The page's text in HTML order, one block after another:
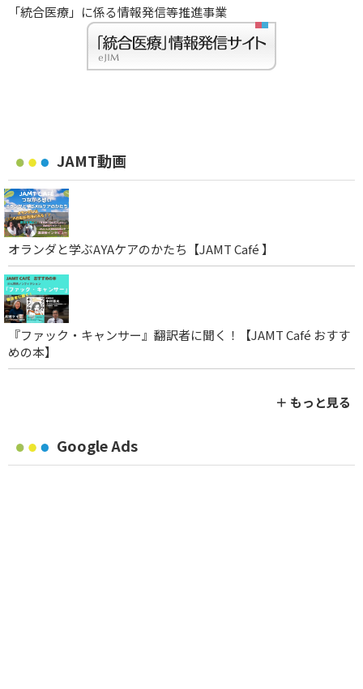
「統合医療」に係る情報発信等推進事業
JAMT動画
オランダと学ぶAYAケアのかたち【JAMT Café 】
『ファック・キャンサー』翻訳者に聞く！【JAMT Café おすす
めの本】
＋ もっと見る
Google Ads